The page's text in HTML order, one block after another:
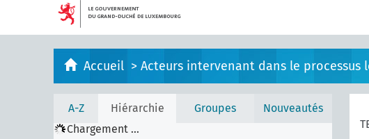
Accueil > Acteurs intervenant dans le processus
A-Z Hiérarchie Groupes
Nouveautés
Chargement ...